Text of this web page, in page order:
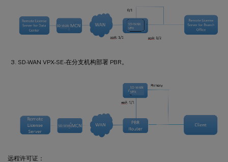
SD-WAN VPX-SE-在分支机构部署 PBR。
远程许可证：